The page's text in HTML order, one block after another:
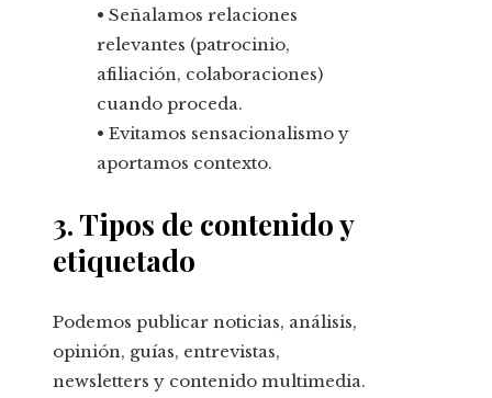
• Señalamos relaciones
relevantes (patrocinio,
afiliación, colaboraciones)
cuando proceda.
• Evitamos sensacionalismo y
aportamos contexto.
3. Tipos de contenido y
etiquetado
Podemos publicar noticias, análisis,
opinión, guías, entrevistas,
newsletters y contenido multimedia.